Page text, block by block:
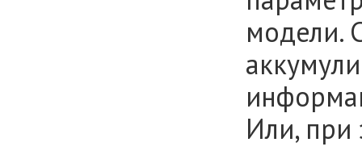
модели.
Или, при